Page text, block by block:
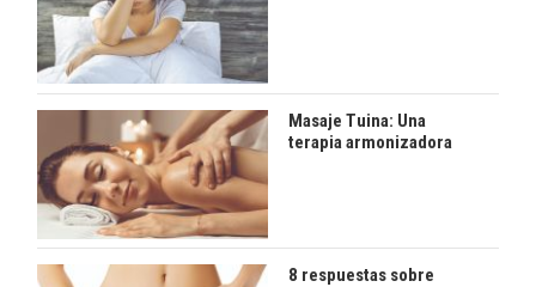
Masaje Tuina: Una
terapia armonizadora
8 respuestas sobre